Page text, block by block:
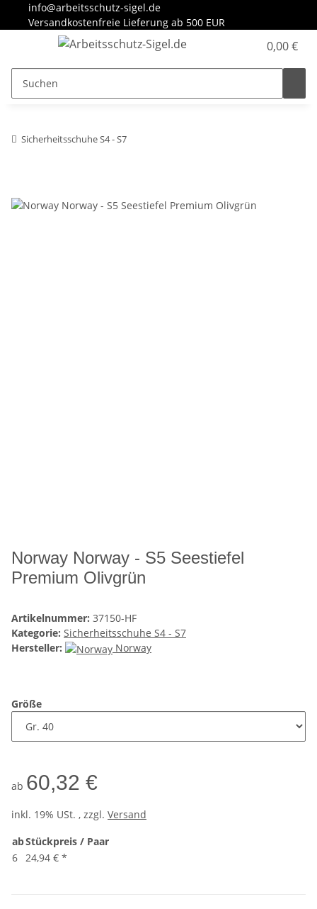
info@arbeitsschutz-sigel.de
Versandkostenfreie Lieferung ab 500 EUR
0,00 €
Sicherheitsschuhe S4 - S7
Norway Norway - S5 Seestiefel
Premium Olivgrün
Artikelnummer: 37150-HF
Kategorie: Sicherheitsschuhe S4 - S7
Hersteller:
Norway
Größe
ab 60,32 €
inkl. 19% USt. , zzgl. Versand
abStückpreis / Paar
6 24,94 € *